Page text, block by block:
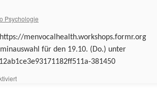
Psychologie
menvocalhealth.workshops.formr.org
für den 19.10. (Do.) unter
381450
für